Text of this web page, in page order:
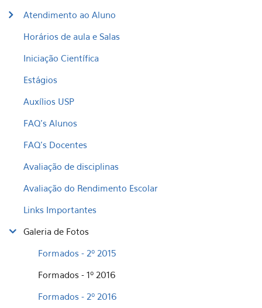
Atendimento ao Aluno
Horários de aula e Salas
Iniciação Científica
Estágios
Auxílios USP
FAQ's Alunos
FAQ's Docentes
Avaliação de disciplinas
Avaliação do Rendimento Escolar
Links Importantes
Galeria de Fotos
Formados - 2º 2015
Formados - 1º 2016
Formados - 2º 2016